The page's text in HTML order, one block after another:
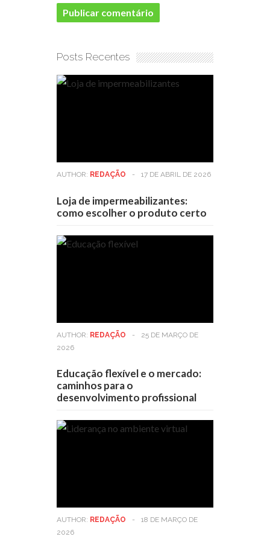
Posts Recentes
AUTHOR: REDAÇÃO - 17 DE ABRIL DE 2026
Loja de impermeabilizantes:
como escolher o produto certo
AUTHOR: REDAÇÃO -
25 DE MARÇO DE
2026
Educação flexível e o mercado:
caminhos para o
desenvolvimento profissional
AUTHOR: REDAÇÃO -
18 DE MARÇO DE
2026